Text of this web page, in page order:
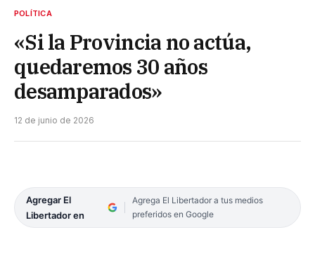
POLÍTICA
«Si la Provincia no actúa,
quedaremos 30 años
desamparados»
12 de junio de 2026
Agregar El
Libertador en
Agrega El Libertador a tus medios
preferidos en Google